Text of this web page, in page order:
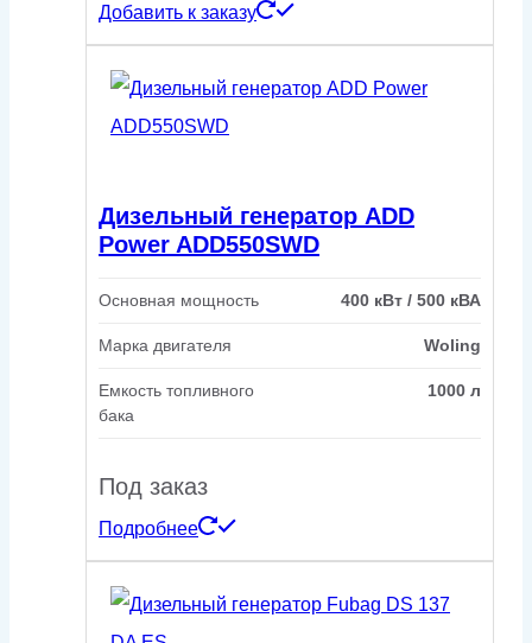
Добавить к заказу
Дизельный генератор ADD
Power ADD550SWD
Основная мощность 400 кВт / 500 кВА
Марка двигателя Woling
Емкость топливного
бака
1000 л
Под заказ
Подробнее